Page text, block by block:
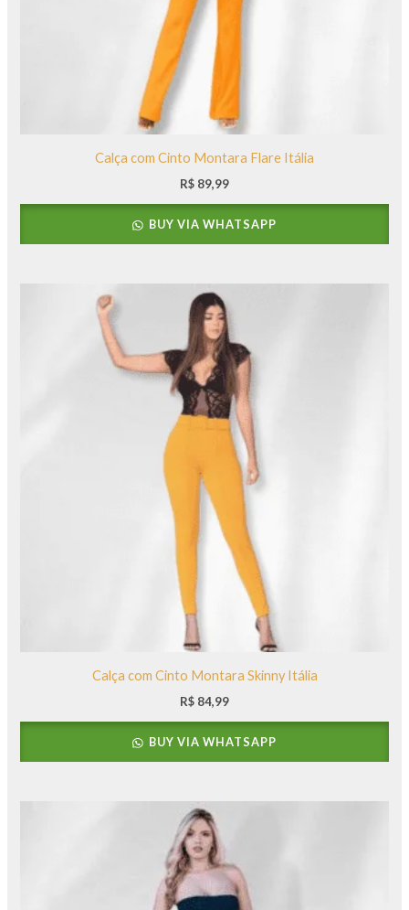
Calça com Cinto Montara Flare Itália
R$ 89,99
BUY VIA WHATSAPP
Calça com Cinto Montara Skinny Itália
R$ 84,99
BUY VIA WHATSAPP